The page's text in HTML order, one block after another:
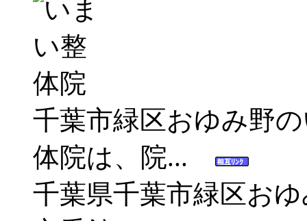
千葉市緑区おゆみ野
体院は、院...
千葉県千葉市緑区おゆ